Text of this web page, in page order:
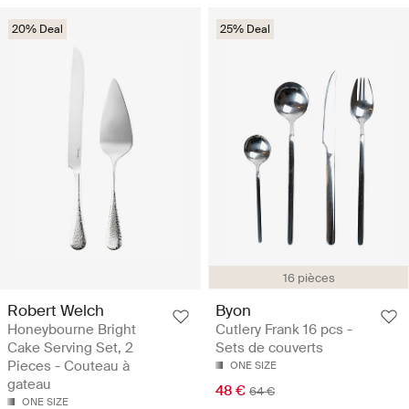
20% Deal
Robert Welch
Honeybourne Bright
Cake Serving Set, 2
Pieces - Couteau à
gateau
ONE SIZE
16 pièces
25% Deal
Byon
Cutlery Frank 16 pcs -
Sets de couverts
ONE SIZE
48 € 64 €